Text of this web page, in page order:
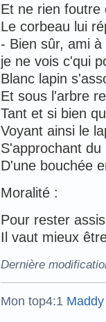
Et ne rien foutre
Le corbeau lui
- Bien sûr, ami
je ne vois c'qui
Blanc lapin
Et sous l'arbre
Tant et si bien
Voyant ainsi le
S'approchant
D'une bouchée
Moralité :
Pour rester
Il vaut mieux
Dernière
Mon top4:1